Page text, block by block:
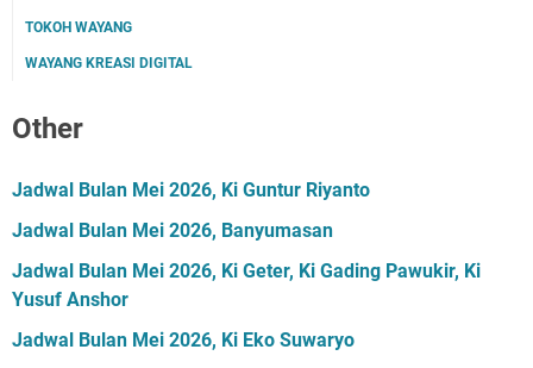
TOKOH WAYANG
WAYANG KREASI DIGITAL
Other
Jadwal Bulan Mei 2026, Ki Guntur Riyanto
Jadwal Bulan Mei 2026, Banyumasan
Jadwal Bulan Mei 2026, Ki Geter, Ki Gading Pawukir, Ki
Yusuf Anshor
Jadwal Bulan Mei 2026, Ki Eko Suwaryo